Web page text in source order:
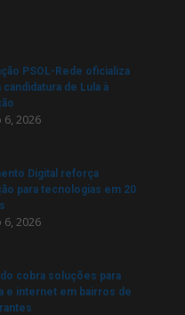
PSOL-Rede oficializa
candidatura de Lula à
2026
Digital reforça
para tecnologias em 20
2026
cobra soluções para
e internet em bairros de